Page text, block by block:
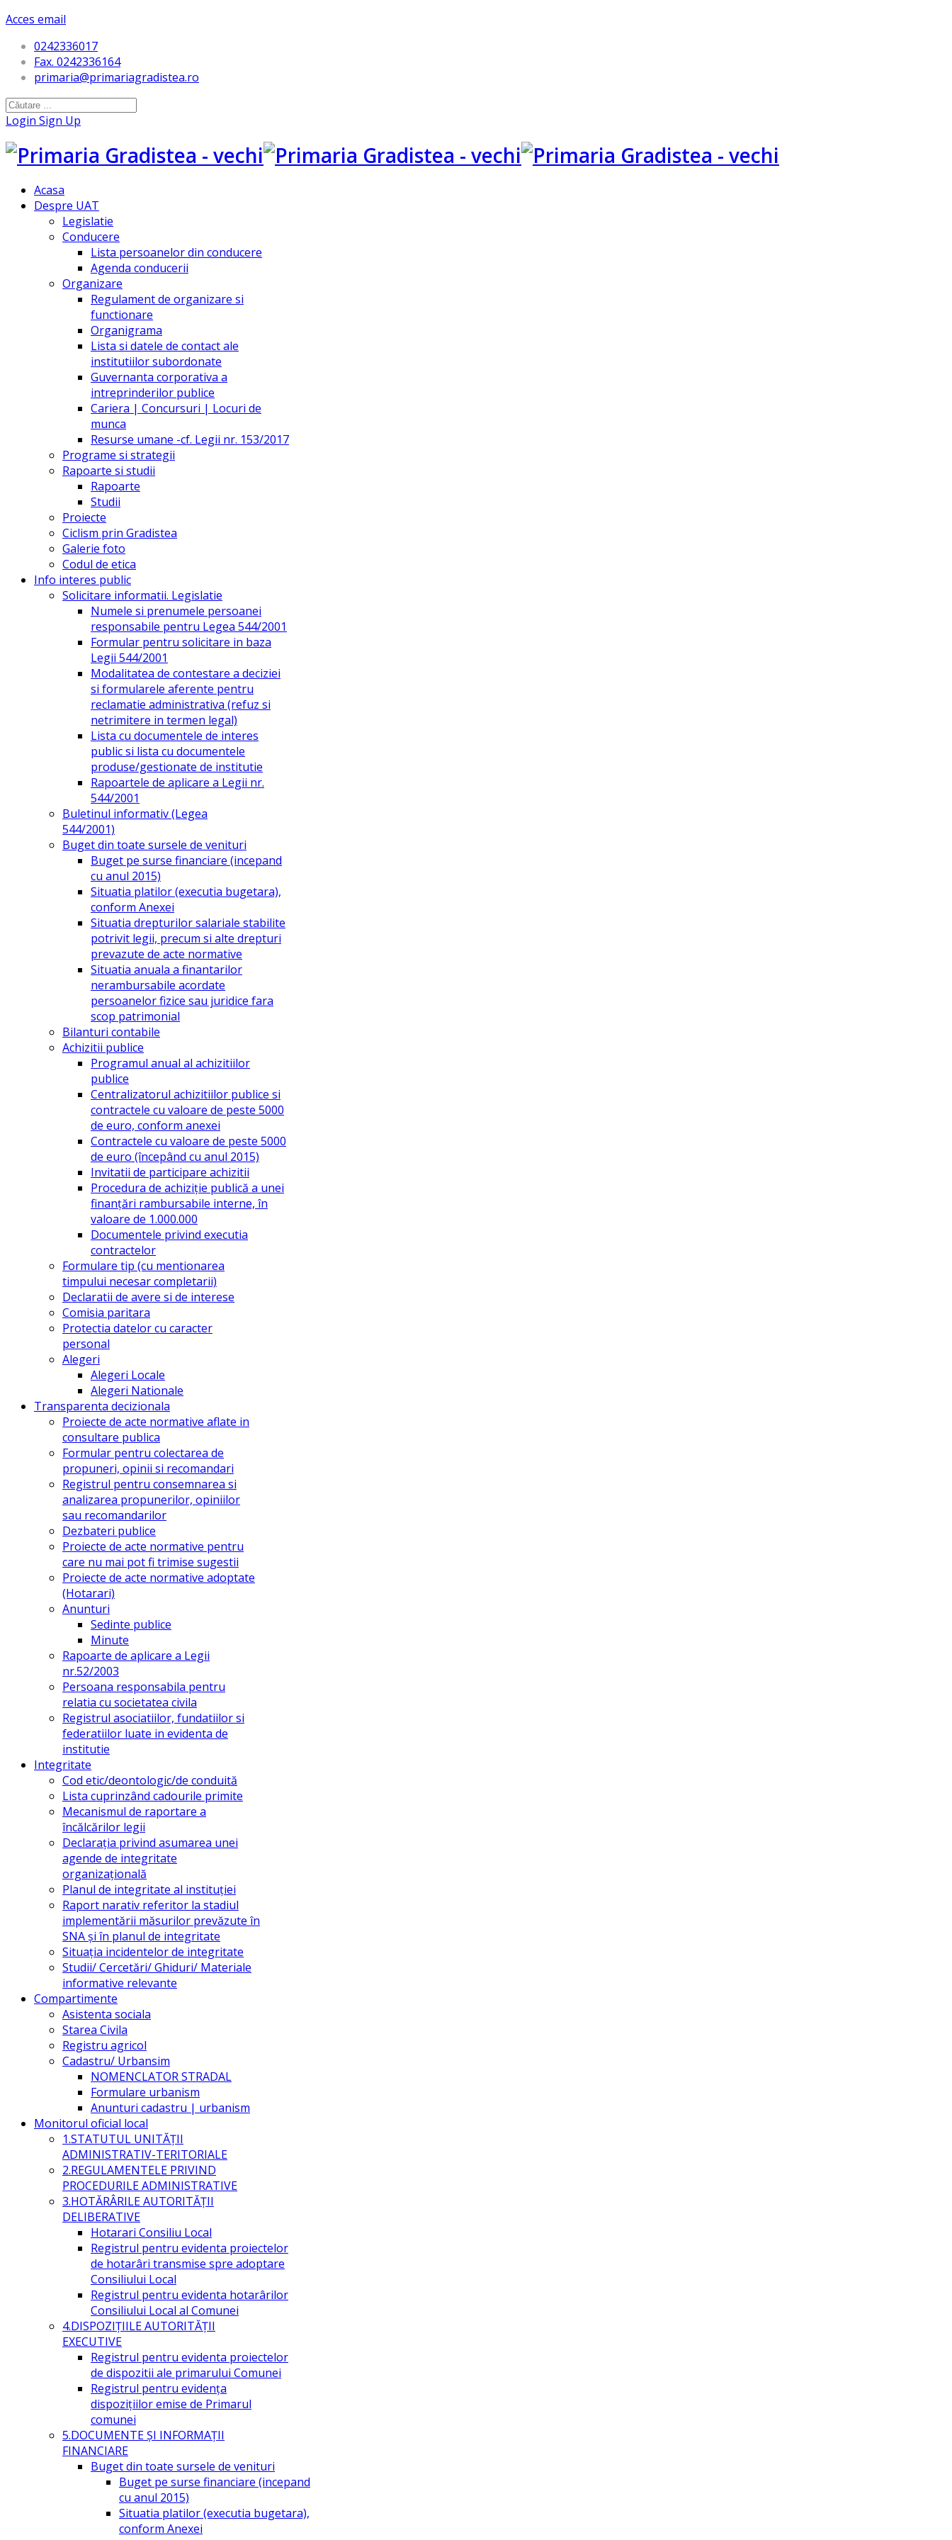
Acces email
0242336017
Fax. 0242336164
primaria@primariagradistea.ro
Login Sign Up
Acasa
Despre UAT
Legislatie
Conducere
Lista persoanelor din conducere
Agenda conducerii
Organizare
Regulament de organizare si
functionare
Organigrama
Lista si datele de contact ale
institutiilor subordonate
Guvernanta corporativa a
intreprinderilor publice
Cariera | Concursuri | Locuri de
munca
Resurse umane -cf. Legii nr. 153/2017
Programe si strategii
Rapoarte si studii
Rapoarte
Studii
Proiecte
Ciclism prin Gradistea
Galerie foto
Codul de etica
Info interes public
Solicitare informatii. Legislatie
Numele si prenumele persoanei
responsabile pentru Legea 544/2001
Formular pentru solicitare in baza
Legii 544/2001
Modalitatea de contestare a deciziei
si formularele aferente pentru
reclamatie administrativa (refuz si
netrimitere in termen legal)
Lista cu documentele de interes
public si lista cu documentele
produse/gestionate de institutie
Rapoartele de aplicare a Legii nr.
544/2001
Buletinul informativ (Legea
544/2001)
Buget din toate sursele de venituri
Buget pe surse financiare (incepand
cu anul 2015)
Situatia platilor (executia bugetara),
conform Anexei
Situatia drepturilor salariale stabilite
potrivit legii, precum si alte drepturi
prevazute de acte normative
Situatia anuala a finantarilor
nerambursabile acordate
persoanelor fizice sau juridice fara
scop patrimonial
Bilanturi contabile
Achizitii publice
Programul anual al achizitiilor
publice
Centralizatorul achizitiilor publice si
contractele cu valoare de peste 5000
de euro, conform anexei
Contractele cu valoare de peste 5000
de euro (începând cu anul 2015)
Invitatii de participare achizitii
Procedura de achiziție publică a unei
finanțări rambursabile interne, în
valoare de 1.000.000
Documentele privind executia
contractelor
Formulare tip (cu mentionarea
timpului necesar completarii)
Declaratii de avere si de interese
Comisia paritara
Protectia datelor cu caracter
personal
Alegeri
Alegeri Locale
Alegeri Nationale
Transparenta decizionala
Proiecte de acte normative aflate in
consultare publica
Formular pentru colectarea de
propuneri, opinii si recomandari
Registrul pentru consemnarea si
analizarea propunerilor, opiniilor
sau recomandarilor
Dezbateri publice
Proiecte de acte normative pentru
care nu mai pot fi trimise sugestii
Proiecte de acte normative adoptate
(Hotarari)
Anunturi
Sedinte publice
Minute
Rapoarte de aplicare a Legii
nr.52/2003
Persoana responsabila pentru
relatia cu societatea civila
Registrul asociatiilor, fundatiilor si
federatiilor luate in evidenta de
institutie
Integritate
Cod etic/deontologic/de conduită
Lista cuprinzând cadourile primite
Mecanismul de raportare a
încălcărilor legii
Declarația privind asumarea unei
agende de integritate
organizațională
Planul de integritate al instituției
Raport narativ referitor la stadiul
implementării măsurilor prevăzute în
SNA și în planul de integritate
Situația incidentelor de integritate
Studii/ Cercetări/ Ghiduri/ Materiale
informative relevante
Compartimente
Asistenta sociala
Starea Civila
Registru agricol
Cadastru/ Urbansim
NOMENCLATOR STRADAL
Formulare urbanism
Anunturi cadastru | urbanism
Monitorul oficial local
1.STATUTUL UNITĂŢII
ADMINISTRATIV-TERITORIALE
2.REGULAMENTELE PRIVIND
PROCEDURILE ADMINISTRATIVE
3.HOTĂRÂRILE AUTORITĂŢII
DELIBERATIVE
Hotarari Consiliu Local
Registrul pentru evidenta proiectelor
de hotarâri transmise spre adoptare
Consiliului Local
Registrul pentru evidenta hotarârilor
Consiliului Local al Comunei
4.DISPOZIŢIILE AUTORITĂŢII
EXECUTIVE
Registrul pentru evidenta proiectelor
de dispozitii ale primarului Comunei
Registrul pentru evidența
dispozițiilor emise de Primarul
comunei
5.DOCUMENTE ŞI INFORMAŢII
FINANCIARE
Buget din toate sursele de venituri
Buget pe surse financiare (incepand
cu anul 2015)
Situatia platilor (executia bugetara),
conform Anexei